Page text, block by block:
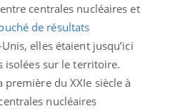
centrales nucléaires et
de résultats
elles étaient jusqu’ici
isolées sur le territoire.
du XXIe siècle à
nucléaires